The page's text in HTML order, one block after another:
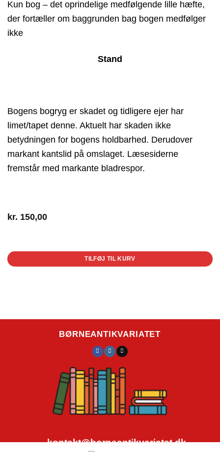
Kun bog – det oprindelige medfølgende lille hæfte,
der fortæller om baggrunden bag bogen medfølger
ikke
Stand
Bogens bogryg er skadet og tidligere ejer har
limet/tapet denne. Aktuelt har skaden ikke
betydningen for bogens holdbarhed. Derudover
markant kantslid på omslaget. Læsesiderne
fremstår med markante bladrespor.
kr. 150,00
TILFØJ TIL KURV
BØRNEANTIKVARIATET
kontakt@borneantikvariatet.dk